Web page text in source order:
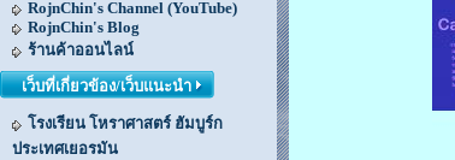
RojnChin's Channel (YouTube)
RojnChin's Blog
ร้านค้าออนไลน์
เว็บที่เกี่ยวข้อง/เว็บแนะนำ
โรงเรียน โหราศาสตร์ ฮัมบูร์ก
ประเทศเยอรมัน